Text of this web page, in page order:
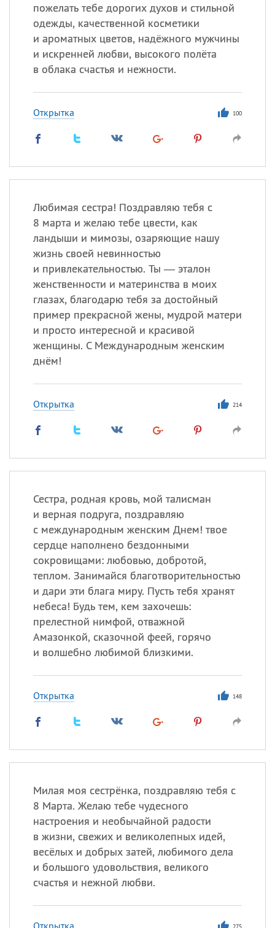
пожелать тебе дорогих духов и стильной
одежды, качественной косметики
и ароматных цветов, надёжного мужчины
и искренней любви, высокого полёта
в облака счастья и нежности.
Открытка 100
Любимая сестра! Поздравляю тебя с
8 марта и желаю тебе цвести, как
ландыши и мимозы, озаряющие нашу
жизнь своей невинностью
и привлекательностью. Ты — эталон
женственности и материнства в моих
глазах, благодарю тебя за достойный
пример прекрасной жены, мудрой матери
и просто интересной и красивой
женщины. С Международным женским
днём!
Открытка 214
Сестра, родная кровь, мой талисман
и верная подруга, поздравляю
с международным женским Днем! твое
сердце наполнено бездонными
сокровищами: любовью, добротой,
теплом. Занимайся благотворительностью
и дари эти блага миру. Пусть тебя хранят
небеса! Будь тем, кем захочешь:
прелестной нимфой, отважной
Амазонкой, сказочной феей, горячо
и волшебно любимой близкими.
Открытка 148
Милая моя сестрёнка, поздравляю тебя с
8 Марта. Желаю тебе чудесного
настроения и необычайной радости
в жизни, свежих и великолепных идей,
весёлых и добрых затей, любимого дела
и большого удовольствия, великого
счастья и нежной любви.
Открытка